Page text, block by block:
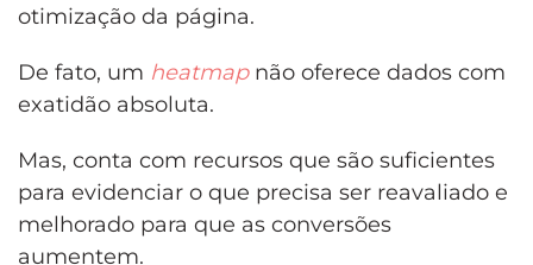
otimização da página.
De fato, um heatmapnão oferece dados com
exatidão absoluta.
Mas, conta com recursos que são suficientes
para evidenciar o que precisa ser reavaliado e
melhorado para que as conversões
aumentem.